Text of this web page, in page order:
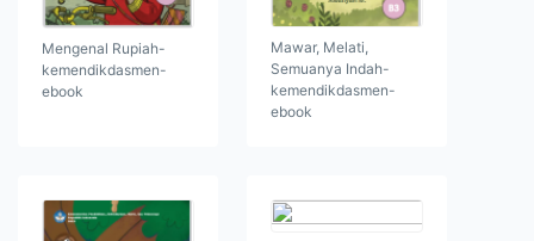
Mengenal Rupiah-
kemendikdasmen-
ebook
Mawar, Melati,
Semuanya Indah-
kemendikdasmen-
ebook